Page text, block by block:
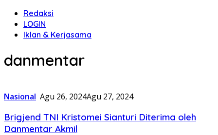
Redaksi
LOGIN
Iklan & Kerjasama
danmentar
Nasional Agu 26, 2024Agu 27, 2024
Brigjend TNI Kristomei Sianturi Diterima oleh
Danmentar Akmil